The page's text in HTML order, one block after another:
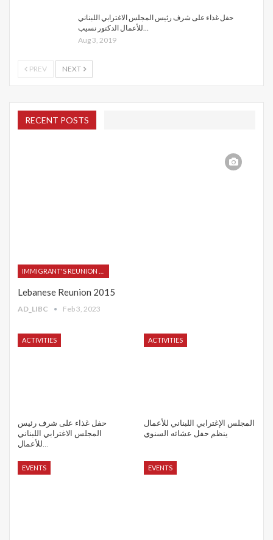
حفل غذاء على شرف رئيس المجلس الاغترابي اللبناني
للأعمال الدكتور نسيب…
Aug 3, 2019
PREV NEXT
RECENT POSTS
Lebanese Reunion 2015
AD_LIBC Feb 3, 2023
ACTIVITIES
حفل غذاء على شرف رئيس
المجلس الاغترابي اللبناني
للأعمال…
ACTIVITIES
المجلس الإغترابي اللبناني للأعمال
ينظم حفل عشائه السنوي
EVENTS EVENTS